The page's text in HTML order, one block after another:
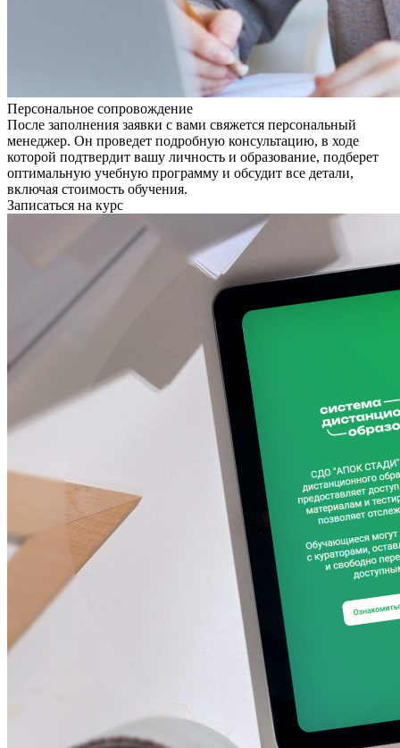
Персональное сопровождение
После заполнения заявки с вами свяжется персональный
менеджер. Он проведет подробную консультацию, в ходе
которой подтвердит вашу личность и образование, подберет
оптимальную учебную программу и обсудит все детали,
включая стоимость обучения.
Записаться на курс